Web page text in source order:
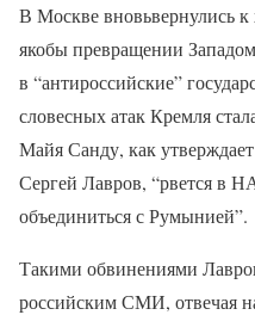
В Москве вновьвернулись
якобы превращении
в “антироссийские”
словесных атак Кремля
Майя Санду, как
Сергей Лавров, “рвется в
объединиться с Румынией”.
Такими обвинениями
российским СМИ, отвечая